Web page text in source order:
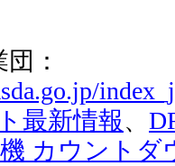
：
最新情報、
カウントダ